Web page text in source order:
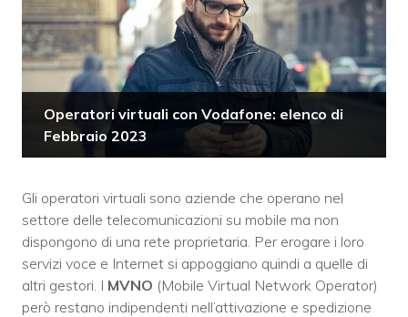
Operatori virtuali con Vodafone: elenco di
Febbraio 2023
Gli operatori virtuali sono aziende che operano nel
settore delle telecomunicazioni su mobile ma non
dispongono di una rete proprietaria. Per erogare i loro
servizi voce e Internet si appoggiano quindi a quelle di
altri gestori. I MVNO (Mobile Virtual Network Operator)
però restano indipendenti nell’attivazione e spedizione